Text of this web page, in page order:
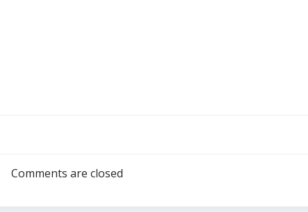
navigation
Comments are closed